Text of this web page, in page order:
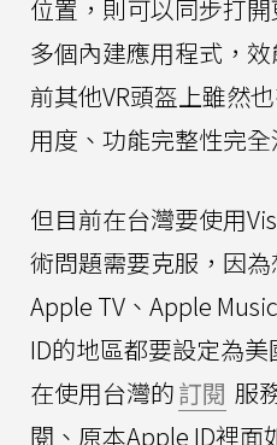
位置，則可以同步打
多個內建應用程式，
前其他VR頭盔上雖然
用度、功能完整性完全
但目前在台灣要使用
術問題需要克服，因
Apple TV、Apple
ID的地區都要設定為
在使用台灣的訂閱 服
閱、原本Apple ID裡